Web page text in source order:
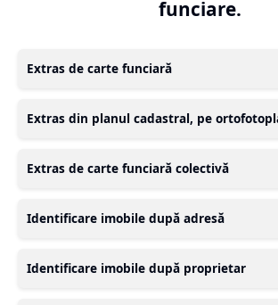
funciare.
Extras de carte funciară
Extras din planul cadastral, pe
Extras de carte funciară colectivă
Identificare imobile după adresă
Identificare imobile după proprietar